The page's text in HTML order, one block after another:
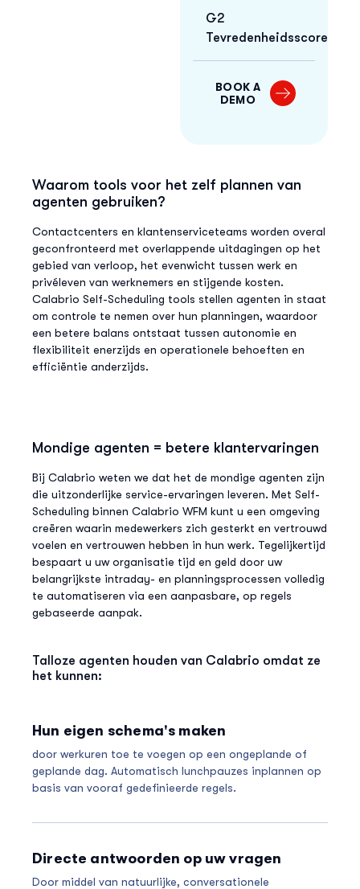
G2
Tevredenheidsscore
BOOK A
DEMO
Waarom tools voor het zelf plannen van
agenten gebruiken?
Contactcenters en klantenserviceteams worden overal
geconfronteerd met overlappende uitdagingen op het
gebied van verloop, het evenwicht tussen werk en
privéleven van werknemers en stijgende kosten.
Calabrio Self-Scheduling tools stellen agenten in staat
om controle te nemen over hun planningen, waardoor
een betere balans ontstaat tussen autonomie en
flexibiliteit enerzijds en operationele behoeften en
efficiëntie anderzijds.
Mondige agenten = betere klantervaringen
Bij Calabrio weten we dat het de mondige agenten zijn
die uitzonderlijke service-ervaringen leveren. Met Self-
Scheduling binnen Calabrio WFM kunt u een omgeving
creëren waarin medewerkers zich gesterkt en vertrouwd
voelen en vertrouwen hebben in hun werk. Tegelijkertijd
bespaart u uw organisatie tijd en geld door uw
belangrijkste intraday- en planningsprocessen volledig
te automatiseren via een aanpasbare, op regels
gebaseerde aanpak.
Talloze agenten houden van Calabrio omdat ze
het kunnen:
Hun eigen schema's maken
door werkuren toe te voegen op een ongeplande of
geplande dag. Automatisch lunchpauzes inplannen op
basis van vooraf gedefinieerde regels.
Directe antwoorden op uw vragen
Door middel van natuurlijke, conversationele